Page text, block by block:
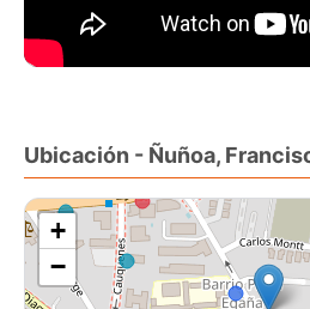
Somos tu coach inmobiliario!
Ubicación - Ñuñoa,
+
−